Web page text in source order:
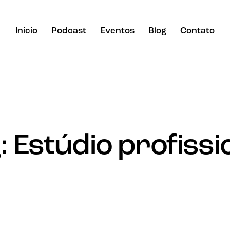
Início Podcast Eventos Blog Contato
Estúdio